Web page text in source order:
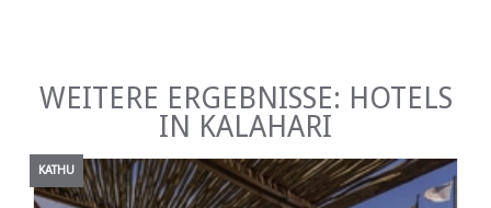
WEITERE ERGEBNISSE: HOTELS
IN KALAHARI
KATHU